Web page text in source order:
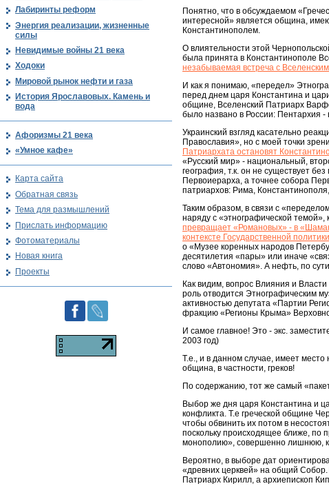
Понятно, что в обсуждаемом
интересной» является община,
Константинополем.
О влиятельности этой
была принята в Константинополе
незабываемая встреча с
И как я понимаю, «передел»
перед днем царя Константина и
общине, Вселенский Патриарх
было названо в России: Пентархия -
Украинский взгляд касательно
Православия», но с моей точки
Патриархата остановят
«Русский мир» - национальный,
география, т.к. он не существует
Первоиерарха, а точнее собора
патриархов: Рима,
Таким образом, в связи с
наряду с «этнографической темой»,
превращает «Романовых» - в
контексте Государственной
о «Музее коренных народов
десятилетия «пары» или иначе
слово «Автономия». А нефть, по
Как видим, вопрос Влияния и
роль отводится Этнографическим
активностью депутата «Партии
фракцию «Регионы Крыма»
И самое главное! Это - экс.
2003 год)
Т.е., и в данном случае, имеет
община, в частности, греков!
По содержанию, тот же самый
Выбор же дня царя Константина и
конфликта. Т.е греческой общине
чтобы обвинить их потом в
поскольку происходящее ближе, по
монополию», совершенно лишнюю,
Вероятно, в выборе дат
«древних церквей» на общий
Патриарх Кирилл, а архиепископ
Лабиринты реформ
Энергия реализации, жизненные
силы
Невидимые войны 21 века
Ходоки
Мировой рынок нефти и газа
История Ярославовых. Камень и
вода
Афоризмы 21 века
«Умное кафе»
Карта сайта
Обратная связь
Тема для размышлений
Прислать информацию
Фотоматериалы
Новая книга
Проекты